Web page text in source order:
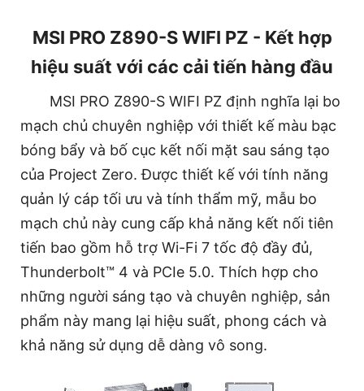
MSI PRO Z890-S WIFI PZ - Kết hợp
hiệu suất với các cải tiến hàng đầu
MSI PRO Z890-S WIFI PZ định nghĩa lại bo
mạch chủ chuyên nghiệp với thiết kế màu bạc
bóng bẩy và bố cục kết nối mặt sau sáng tạo
của Project Zero. Được thiết kế với tính năng
quản lý cáp tối ưu và tính thẩm mỹ, mẫu bo
mạch chủ này cung cấp khả năng kết nối tiên
tiến bao gồm hỗ trợ Wi-Fi 7 tốc độ đầy đủ,
Thunderbolt™ 4 và PCIe 5.0. Thích hợp cho
những người sáng tạo và chuyên nghiệp, sản
phẩm này mang lại hiệu suất, phong cách và
khả năng sử dụng dễ dàng vô song.